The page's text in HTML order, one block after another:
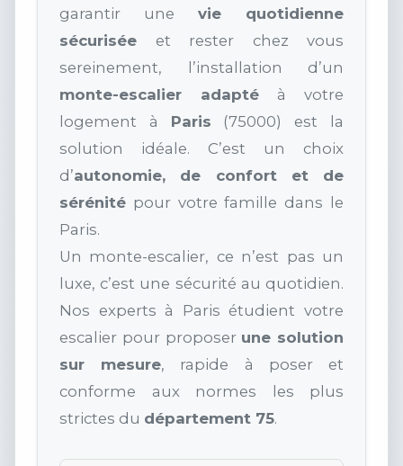
garantir une vie quotidienne
sécurisée et rester chez vous
sereinement, l’installation d’un
monte-escalier adapté à votre
logement à Paris (75000) est la
solution idéale. C’est un choix
d’autonomie, de confort et de
sérénité pour votre famille dans le
Paris.
Un monte-escalier, ce n’est pas un
luxe, c’est une sécurité au quotidien.
Nos experts à Paris étudient votre
escalier pour proposer une solution
sur mesure, rapide à poser et
conforme aux normes les plus
strictes du département 75.